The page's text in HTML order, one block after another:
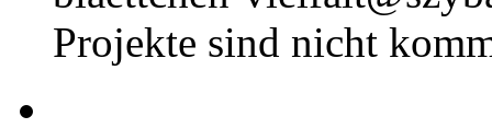
Projekte sind nicht